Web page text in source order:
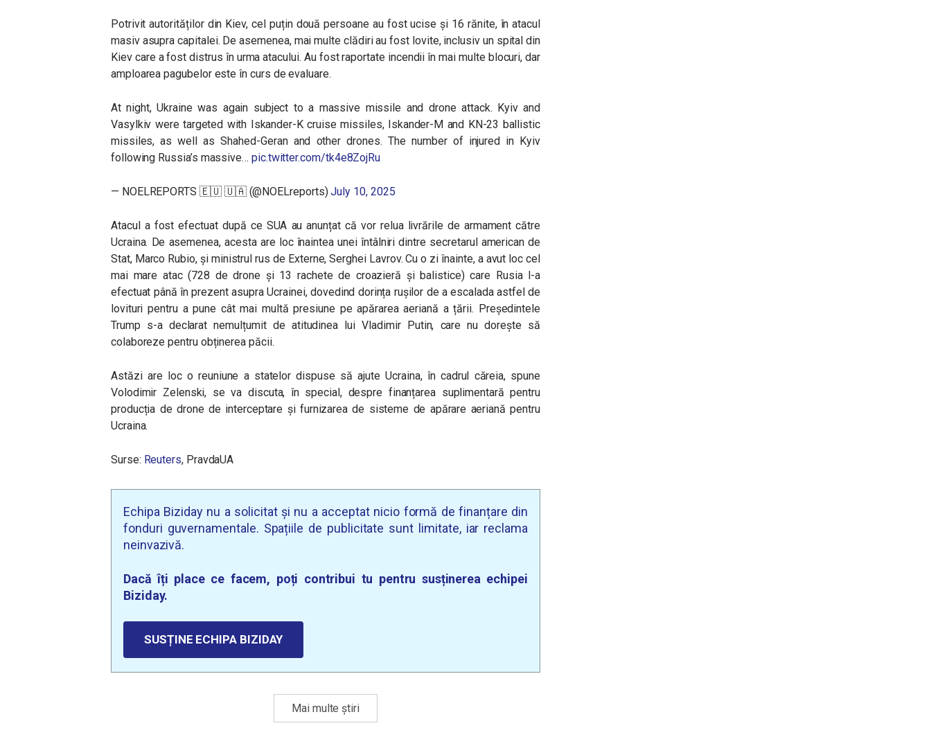
Potrivit autorităților din Kiev, cel puțin două persoane au fost ucise și 16 rănite, în atacul
masiv asupra capitalei. De asemenea, mai multe clădiri au fost lovite, inclusiv un spital din
Kiev care a fost distrus în urma atacului. Au fost raportate incendii în mai multe blocuri, dar
amploarea pagubelor este în curs de evaluare.
At night, Ukraine was again subject to a massive missile and drone attack. Kyiv and
Vasylkiv were targeted with Iskander-K cruise missiles, Iskander-M and KN-23 ballistic
missiles, as well as Shahed-Geran and other drones. The number of injured in Kyiv
following Russia’s massive… pic.twitter.com/tk4e8ZojRu
— NOELREPORTS 🇪🇺 🇺🇦 (@NOELreports)July 10, 2025
Atacul a fost efectuat după ce SUA au anunțat că vor relua livrările de armament către
Ucraina. De asemenea, acesta are loc înaintea unei întâlniri dintre secretarul american de
Stat, Marco Rubio, și ministrul rus de Externe, Serghei Lavrov. Cu o zi înainte, a avut loc cel
mai mare atac (728 de drone și 13 rachete de croazieră și balistice) care Rusia l-a
efectuat până în prezent asupra Ucrainei, dovedind dorința rușilor de a escalada astfel de
lovituri pentru a pune cât mai multă presiune pe apărarea aeriană a țării. Președintele
Trump s-a declarat nemulțumit de atitudinea lui Vladimir Putin, care nu dorește să
colaboreze pentru obținerea păcii.
Astăzi are loc o reuniune a statelor dispuse să ajute Ucraina, în cadrul căreia, spune
Volodimir Zelenski, se va discuta, în special, despre finanțarea suplimentară pentru
producția de drone de interceptare și furnizarea de sisteme de apărare aeriană pentru
Ucraina.
Surse: Reuters, PravdaUA
Echipa Biziday nu a solicitat și nu a acceptat nicio formă de finanțare din
fonduri guvernamentale. Spațiile de publicitate sunt limitate, iar reclama
neinvazivă.
Dacă îți place ce facem, poți contribui tu pentru susținerea echipei
Biziday.
SUSȚINE ECHIPA BIZIDAY
Mai multe știri